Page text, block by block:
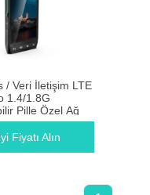
/ Veri İletişim LTE
1.4/1.8G
Pille Özel Ağ
Fiyatı Alın